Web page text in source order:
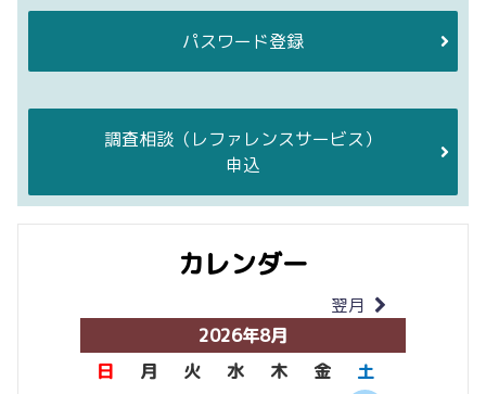
パスワード登録
調査相談 （レファレンスサービス）
申込
カレンダー
翌月
2026年8月
日
月 火 水 木 金
土